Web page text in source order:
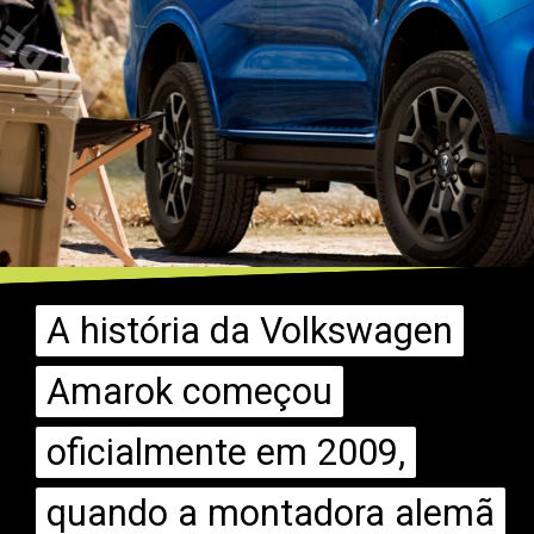
A história da Volkswagen
Amarok começou
oficialmente em 2009,
quando a montadora alemã
A história da Volkswagen
Amarok começou
oficialmente em 2009,
quando a montadora alemã